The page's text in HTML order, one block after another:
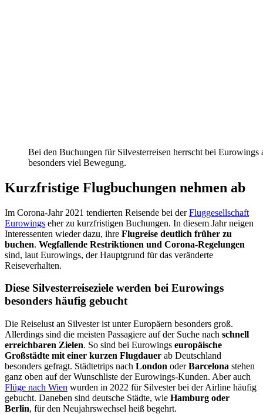
Bei den Buchungen für Silvesterreisen herrscht bei Eurowings
besonders viel Bewegung.
Kurzfristige Flugbuchungen nehmen ab
Im Corona-Jahr 2021 tendierten Reisende bei derFluggesellschaft
Eurowings eher zu kurzfristigen Buchungen. In diesem Jahr neigen
Interessenten wieder dazu, ihre Flugreise deutlich früher zu
buchen. Wegfallende Restriktionen und Corona-Regelungen
sind, laut Eurowings, der Hauptgrund für das veränderte
Reiseverhalten.
Diese Silvesterreiseziele werden bei Eurowings
besonders häufig gebucht
Die Reiselust an Silvester ist unter Europäern besonders groß.
Allerdings sind die meisten Passagiere auf der Suche nach schnell
erreichbaren Zielen. So sind bei Eurowings europäische
Großstädte mit einer kurzen Flugdauer ab Deutschland
besonders gefragt. Städtetrips nach London oderBarcelona stehen
ganz oben auf der Wunschliste der Eurowings-Kunden. Aber auch
Flüge nach Wien wurden in 2022 für Silvester bei der Airline häufig
gebucht. Daneben sind deutsche Städte, wie Hamburg oder
Berlin, für den Neujahrswechsel heiß begehrt.